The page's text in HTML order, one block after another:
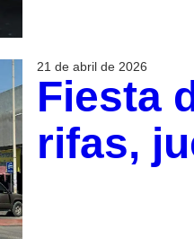
21 de abril de 2026
Fiesta
rifas,